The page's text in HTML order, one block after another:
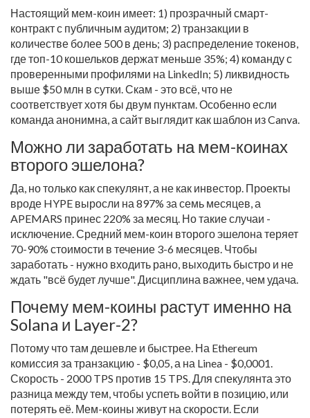
Настоящий мем-коин имеет: 1) прозрачный смарт-
контракт с публичным аудитом; 2) транзакции в
количестве более 500 в день; 3) распределение токенов,
где топ-10 кошельков держат меньше 35%; 4) команду с
проверенными профилями на LinkedIn; 5) ликвидность
выше $50 млн в сутки. Скам - это всё, что не
соответствует хотя бы двум пунктам. Особенно если
команда анонимна, а сайт выглядит как шаблон из Canva.
Можно ли заработать на мем-коинах
второго эшелона?
Да, но только как спекулянт, а не как инвестор. Проекты
вроде HYPE выросли на 897% за семь месяцев, а
APEMARS принес 220% за месяц. Но такие случаи -
исключение. Средний мем-коин второго эшелона теряет
70-90% стоимости в течение 3-6 месяцев. Чтобы
заработать - нужно входить рано, выходить быстро и не
ждать "всё будет лучше". Дисциплина важнее, чем удача.
Почему мем-коины растут именно на
Solana и Layer-2?
Потому что там дешевле и быстрее. На Ethereum
комиссия за транзакцию - $0,05, а на Linea - $0,0001.
Скорость - 2000 TPS против 15 TPS. Для спекулянта это
разница между тем, чтобы успеть войти в позицию, или
потерять её. Мем-коины живут на скорости. Если